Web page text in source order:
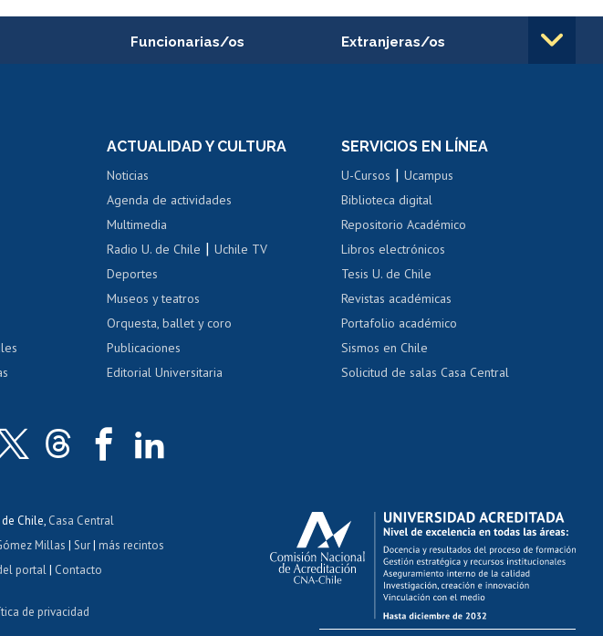
Funcionarias/os
Portal de movilidad interna
Certificado de renta
Certificado de renta
Extranjeras/os
Cursos de español
Acoso laboral, sexual y violencia Denuncias administrativas
ACTUALIDAD Y CULTURA
Noticias
Agenda de actividades
Multimedia
Radio U. de Chile |Uchile TV
Deportes
Museos y teatros
Orquesta, ballet y coro
Publicaciones
Editorial Universitaria
SERVICIOS EN LÍNEA
U-Cursos |Ucampus
Biblioteca digital
Repositorio Académico
Libros electrónicos
Tesis U. de Chile
Revistas académicas
Portafolio académico
Sismos en Chile
Solicitud de salas Casa Central
Chile, Casa Central
Millas | Sur| más recintos
portal| Contacto
de privacidad